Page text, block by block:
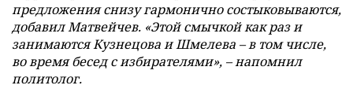
предложения снизу гармонично состыковываются,
добавил Матвейчев. «Этой смычкой как раз и
занимаются Кузнецова и Шмелева – в том числе,
во время бесед с избирателями», – напомнил
политолог.